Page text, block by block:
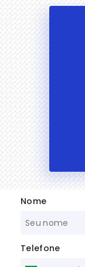
Nome
Telefone